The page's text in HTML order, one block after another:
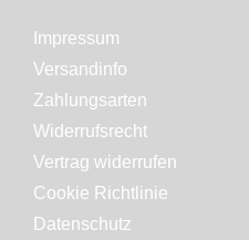
Impressum
Versandinfo
Zahlungsarten
Widerrufsrecht
Vertrag widerrufen
Cookie Richtlinie
Datenschutz